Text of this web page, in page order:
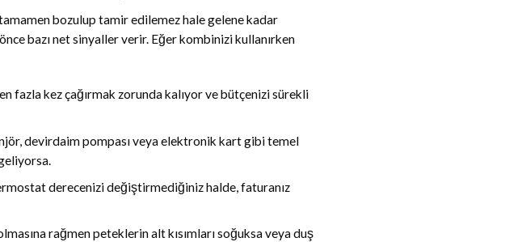
bozulup tamir edilemez hale gelene kadar
bazı net sinyaller verir. Eğer kombinizi kullanırken
fazla kez çağırmak zorunda kalıyor ve bütçenizi sürekli
devirdaim pompası veya elektronik kart gibi temel
termostat derecenizi değiştirmediğiniz halde, faturanız
rağmen peteklerin alt kısımları soğuksa veya duş